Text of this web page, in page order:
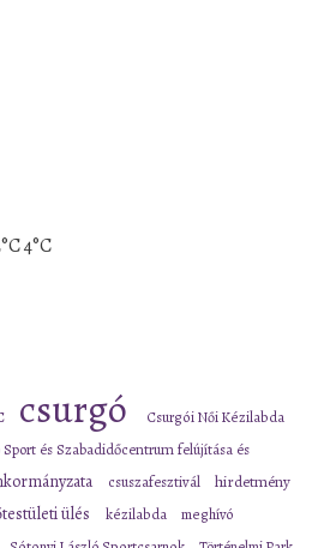
4°C
csurgó
Csurgói Női Kézilabda
és Szabadidőcentrum felújítása és
csuszafesztivál hirdetmény
ülés kézilabda meghívó